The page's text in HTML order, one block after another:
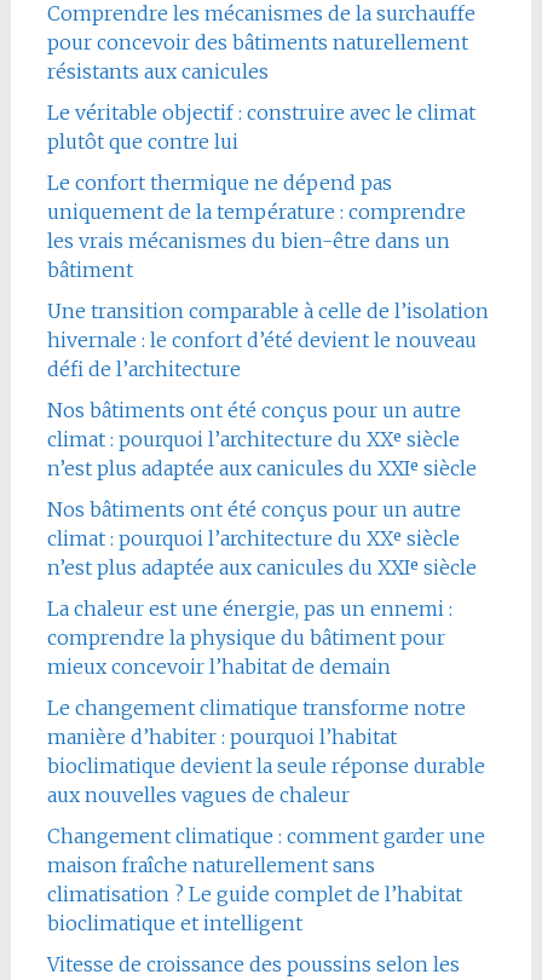
Comprendre les mécanismes de la surchauffe
pour concevoir des bâtiments naturellement
résistants aux canicules
Le véritable objectif : construire avec le climat
plutôt que contre lui
Le confort thermique ne dépend pas
uniquement de la température : comprendre
les vrais mécanismes du bien-être dans un
bâtiment
Une transition comparable à celle de l’isolation
hivernale : le confort d’été devient le nouveau
défi de l’architecture
Nos bâtiments ont été conçus pour un autre
climat : pourquoi l’architecture du XXᵉ siècle
n’est plus adaptée aux canicules du XXIᵉ siècle
Nos bâtiments ont été conçus pour un autre
climat : pourquoi l’architecture du XXᵉ siècle
n’est plus adaptée aux canicules du XXIᵉ siècle
La chaleur est une énergie, pas un ennemi :
comprendre la physique du bâtiment pour
mieux concevoir l’habitat de demain
Le changement climatique transforme notre
manière d’habiter : pourquoi l’habitat
bioclimatique devient la seule réponse durable
aux nouvelles vagues de chaleur
Changement climatique : comment garder une
maison fraîche naturellement sans
climatisation ? Le guide complet de l’habitat
bioclimatique et intelligent
Vitesse de croissance des poussins selon les